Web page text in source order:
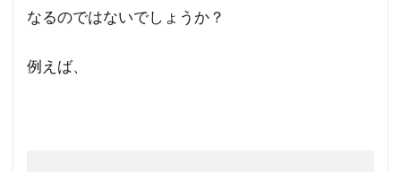
なるのではないでしょうか？
例えば、